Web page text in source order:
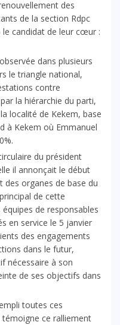
des
de la section Rdpc
candidat de leur cœur :
dans plusieurs
le triangle national,
contre
la hiérarchie du parti,
localité de Kekem, base
à Kekem où Emmanuel
du président
il annonçait le début
des organes de base du
de cette
de responsables
en service le 5 janvier
des engagements
dans le futur,
nécessaire à son
de ses objectifs dans
toutes ces
témoigne ce ralliement